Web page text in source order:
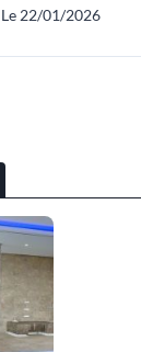
Le 22/01/2026